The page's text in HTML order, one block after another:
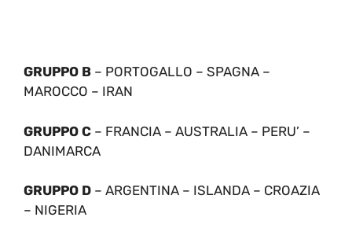
GRUPPO B – PORTOGALLO – SPAGNA –
MAROCCO – IRAN
GRUPPO C – FRANCIA – AUSTRALIA – PERU’ –
DANIMARCA
GRUPPO D – ARGENTINA – ISLANDA – CROAZIA
– NIGERIA